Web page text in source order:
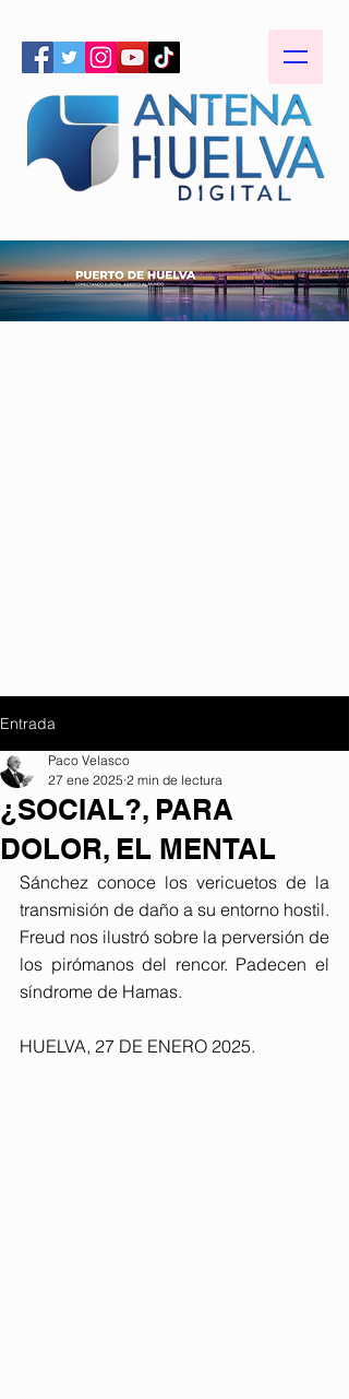
Entrada
¿SOCIAL?, PARA
DOLOR, EL MENTAL
Paco Velasco
27 ene 2025 2 min de lectura
Sánchez conoce los vericuetos de la
transmisión de daño a su entorno hostil.
Freud nos ilustró sobre la perversión de
los pirómanos del rencor. Padecen el
síndrome de Hamas.
HUELVA, 27 DE ENERO 2025.